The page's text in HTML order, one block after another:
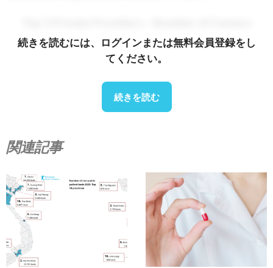
続きを読むには、ログインまたは無料会員登録をし
てください。
続きを読む
関連記事